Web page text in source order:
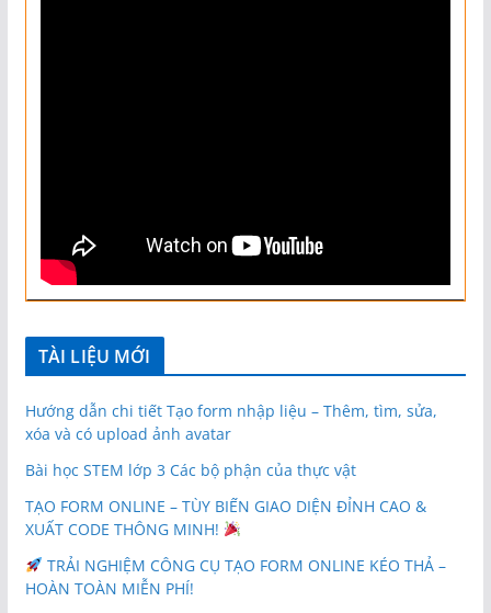
TÀI LIỆU MỚI
Hướng dẫn chi tiết Tạo form nhập liệu – Thêm, tìm, sửa,
xóa và có upload ảnh avatar
Bài học STEM lớp 3 Các bộ phận của thực vật
TẠO FORM ONLINE – TÙY BIẾN GIAO DIỆN ĐỈNH CAO &
XUẤT CODE THÔNG MINH!
TRẢI NGHIỆM CÔNG CỤ TẠO FORM ONLINE KÉO THẢ –
HOÀN TOÀN MIỄN PHÍ!